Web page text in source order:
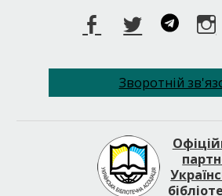
FacebookTwitter
Зворотній